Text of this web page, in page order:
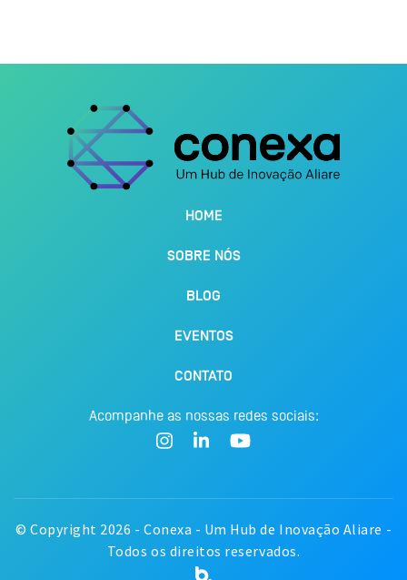
HOME
SOBRE NÓS
BLOG
EVENTOS
CONTATO
Acompanhe as nossas redes sociais:
© Copyright 2026 - Conexa - Um Hub de Inovação Aliare -
Todos os direitos reservados.